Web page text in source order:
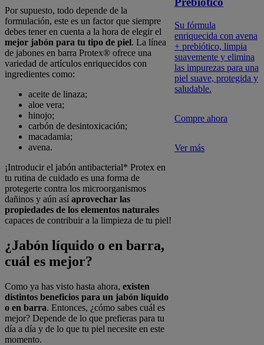
Por supuesto, todo depende de la
formulación, este es un factor que siempre
debes tener en cuenta a la hora de elegir el
mejor jabón para tu tipo de piel. La línea
de jabones en barra Protex® ofrece una
variedad de artículos enriquecidos con
ingredientes como:
aceite de linaza;
aloe vera;
hinojo;
carbón de desintoxicación;
macadamia;
avena.
¡Introducir el jabón antibacterial* Protex en
tu rutina de cuidado es una forma de
protegerte contra los microorganismos
dañinos y aún así aprovechar las
propiedades de los elementos naturales
capaces de contribuir a la limpieza de tu piel!
¿Jabón líquido o en barra,
cuál es mejor?
Como ya has visto hasta ahora, existen
distintos beneficios para un jabón líquido
o en barra. Entonces, ¿cómo sabes cuál es
mejor? Depende de lo que prefieras para tu
día a día y de lo que tu piel necesite en este
momento.
Su fórmula
enriquecida con avena
+ prebiótico, limpia
suavemente y elimina
las impurezas para una
piel suave, protegida y
saludable.
Compre ahora
Ver más